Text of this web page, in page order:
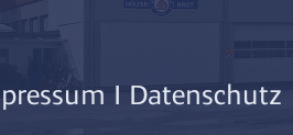
I Datenschutz